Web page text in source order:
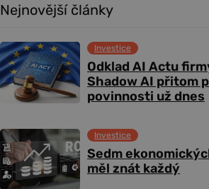
Nejnovější články
Odklad AI Actu
Shadow AI přitom
povinnosti už dnes
Investice
Sedm
měl znát každý
Investice